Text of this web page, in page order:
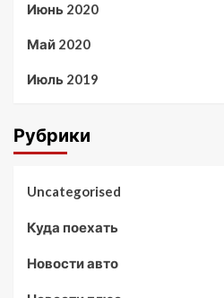
Июнь 2020
Май 2020
Июль 2019
Рубрики
Uncategorised
Куда поехать
Новости авто